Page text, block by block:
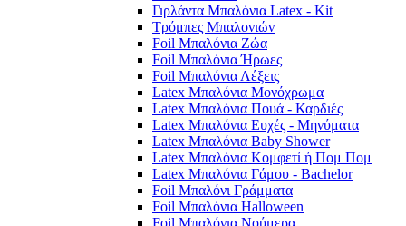
Γιρλάντα Μπαλόνια Latex - Kit
Τρόμπες Μπαλονιών
Foil Μπαλόνια Ζώα
Foil Μπαλόνια Ήρωες
Foil Μπαλόνια Λέξεις
Latex Μπαλόνια Μονόχρωμα
Latex Μπαλόνια Πουά - Καρδιές
Latex Μπαλόνια Ευχές - Μηνύματα
Latex Μπαλόνια Baby Shower
Latex Μπαλόνια Κομφετί ή Πομ Πομ
Latex Μπαλόνια Γάμου - Bachelor
Foil Μπαλόνι Γράμματα
Foil Μπαλόνια Halloween